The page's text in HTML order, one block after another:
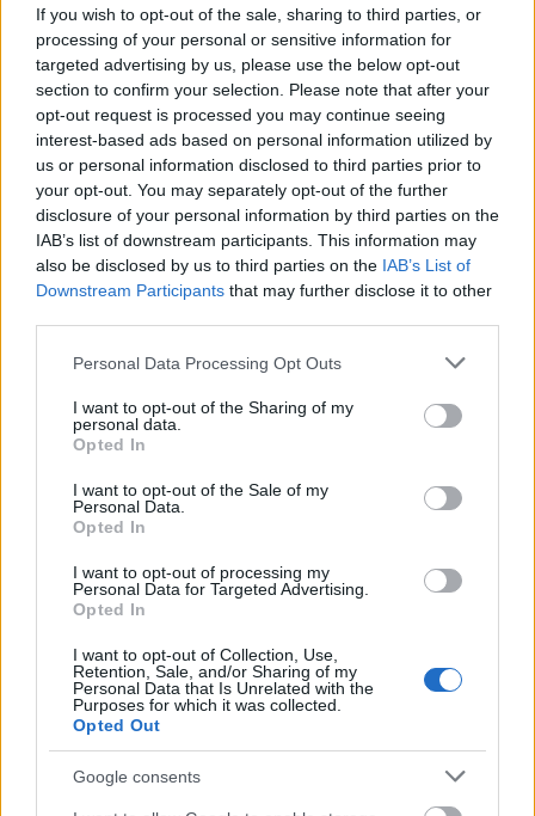
If you wish to opt-out of the sale, sharing to third parties, or
processing of your personal or sensitive information for
targeted advertising by us, please use the below opt-out
section to confirm your selection. Please note that after your
opt-out request is processed you may continue seeing
interest-based ads based on personal information utilized by
us or personal information disclosed to third parties prior to
your opt-out. You may separately opt-out of the further
disclosure of your personal information by third parties on the
IAB’s list of downstream participants. This information may
also be disclosed by us to third parties on the IAB’s List of
Downstream Participants that may further disclose it to other
Please note that this website/app uses one or more Google
not limited to your visit or usage behaviour. You may click to
grant or deny consent to Google and its third-party tags to
use your data for below specified purposes in below Google
consent section.
Personal Data Processing Opt Outs
I want to opt-out of the Sharing of my
personal data.
Opted In
I want to opt-out of the Sale of my
Personal Data.
Opted In
I want to opt-out of processing my
Personal Data for Targeted Advertising.
Opted In
I want to opt-out of Collection, Use,
Retention, Sale, and/or Sharing of my
Personal Data that Is Unrelated with the
Purposes for which it was collected.
Opted Out
Google consents
Mi épül?
a hozzájuk csatlakozó hét kilométernyi közút építésének
megvalósíthatósági tanulmányai. Az útszakasz mentén
2015.09.15